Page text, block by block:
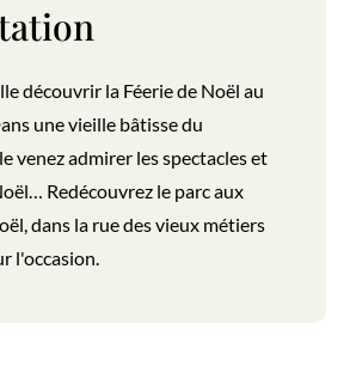
découvrir la Féerie de Noël au
une vieille bâtisse du
venez admirer les spectacles et
Redécouvrez le parc aux
dans la rue des vieux métiers
l'occasion.